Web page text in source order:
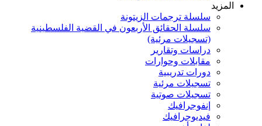
المزيد
سلسلة ترجمات الزيتونة
سلسلة الحقائق الأربعون في القضية الفلسطينية
(تسجيلات مرئية)
دراسات وتقارير
مقابلات وحوارات
دورات تدريبية
تسجيلات مرئية
تسجيلات صوتية
إنفوجرافيك
فيديوجرافيك